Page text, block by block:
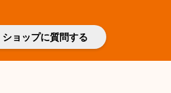
ショップに質問する